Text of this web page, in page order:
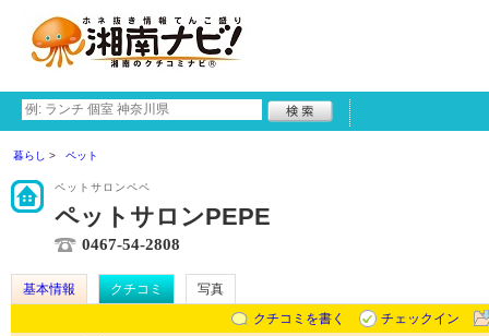
暮らし ペット
ペットサロンペペ
ペットサロンPEPE
0467-54-2808
基本情報 クチコミ
写真
クチコミを書く
チェックイン